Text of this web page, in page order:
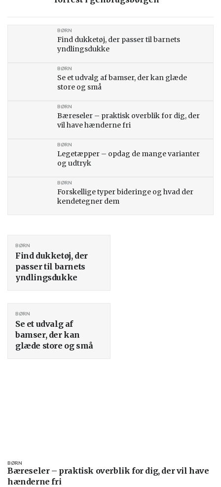
Find dukketøj, der passer til barnets
yndlingsdukke
BØRN
Se et udvalg af bamser, der kan glæde
store og små
BØRN
Bæreseler – praktisk overblik for dig, der
vil have hænderne fri
BØRN
Legetæpper – opdag de mange varianter
og udtryk
BØRN
Forskellige typer bideringe og hvad der
kendetegner dem
BØRN
Find dukketøj, der
passer til barnets
yndlingsdukke
BØRN
Se et udvalg af
bamser, der kan
glæde store og små
BØRN
Bæreseler – praktisk overblik for dig, der vil have
hænderne fri
BØRN